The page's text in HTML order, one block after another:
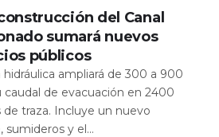
del Canal
sumará nuevos
públicos
hidráulica ampliará de 300 a 900
caudal de evacuación en 2400
traza. Incluye un nuevo
sumideros y el...